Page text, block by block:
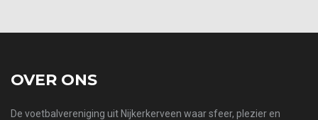
OVER ONS
De voetbalvereniging uit Nijkerkerveen waar sfeer, plezier en